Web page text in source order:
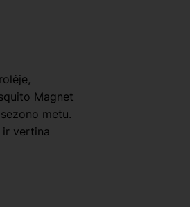
Magnet
metu.
vertina